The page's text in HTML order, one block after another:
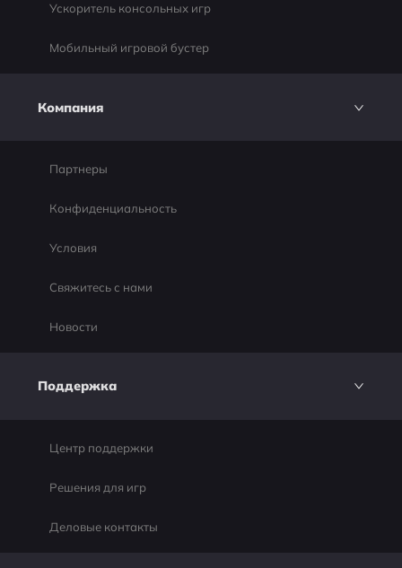
Ускоритель консольных игр
Мобильный игровой бустер
Компания
Партнеры
Конфиденциальность
Условия
Свяжитесь с нами
Новости
Поддержка
Центр поддержки
Решения для игр
Деловые контакты